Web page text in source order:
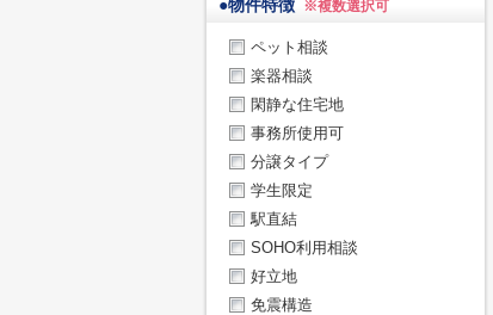
●物件特徴 ※複数選択可
ペット相談
楽器相談
閑静な住宅地
事務所使用可
分譲タイプ
学生限定
駅直結
SOHO利用相談
好立地
免震構造